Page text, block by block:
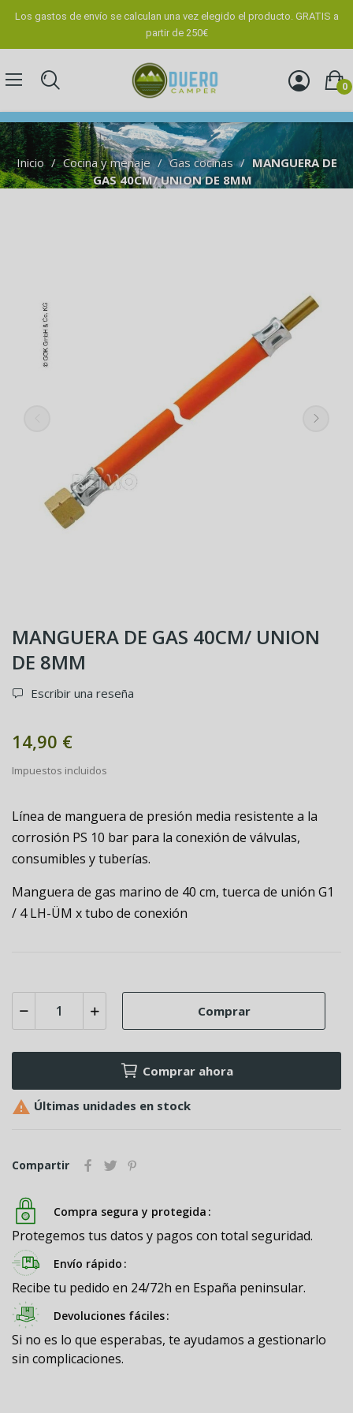
Los gastos de envío se calculan una vez elegido el producto. GRATIS a
partir de 250€
0
Inicio Cocina y menaje Gas cocinas
MANGUERA DE
GAS 40CM/ UNION DE 8MM
MANGUERA DE GAS 40CM/ UNION
DE 8MM
Escribir una reseña
14,90 €
Impuestos incluidos
Línea de manguera de presión media resistente a la
corrosión PS 10 bar para la conexión de válvulas,
consumibles y tuberías.
Manguera de gas marino de 40 cm, tuerca de unión G1
/ 4 LH-ÜM x tubo de conexión
Comprar
Comprar ahora
 Últimas unidades en stock
Compartir
Compra segura y protegida
Protegemos tus datos y pagos con total seguridad.
Envío rápido
Recibe tu pedido en 24/72h en España peninsular.
Devoluciones fáciles
Si no es lo que esperabas, te ayudamos a gestionarlo
sin complicaciones.